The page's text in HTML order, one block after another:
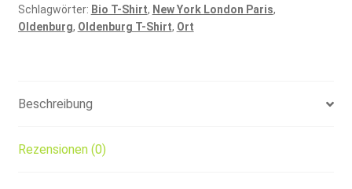
Schlagwörter: Bio T-Shirt, New York London Paris,
Oldenburg, Oldenburg T-Shirt, Ort
Beschreibung
Rezensionen (0)